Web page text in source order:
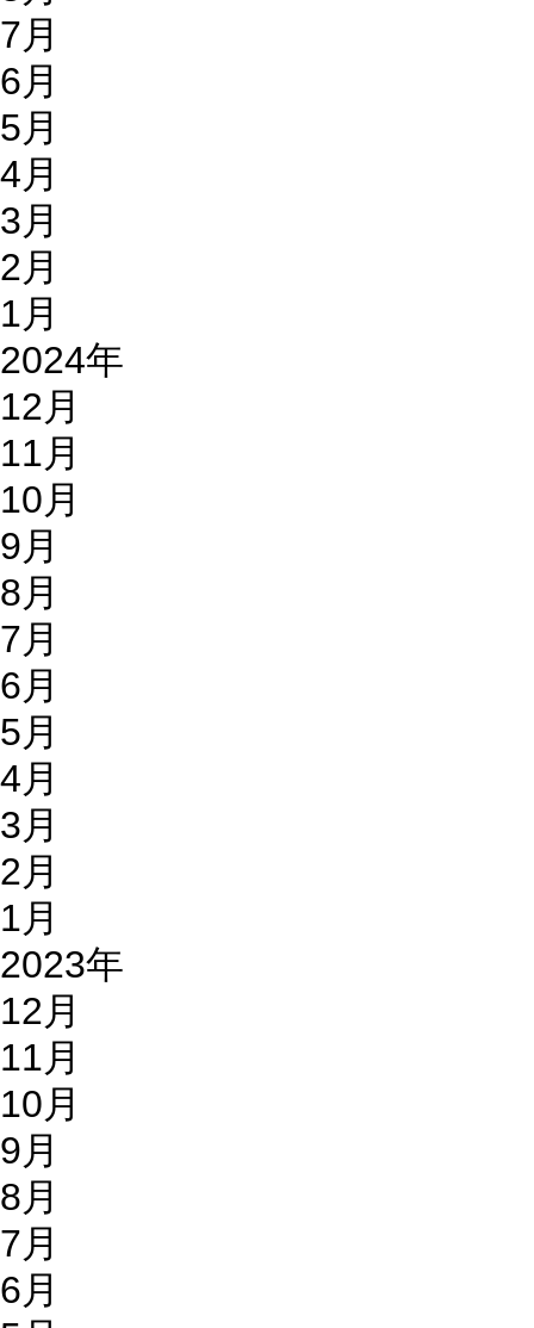
7月
6月
5月
4月
3月
2月
1月
2024年
12月
11月
10月
9月
8月
7月
6月
5月
4月
3月
2月
1月
2023年
12月
11月
10月
9月
8月
7月
6月